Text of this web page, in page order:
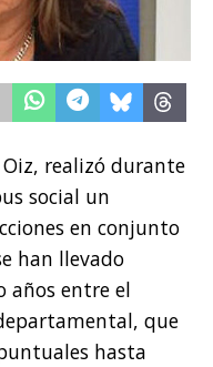
Oiz, realizó durante
social un
en conjunto
han llevado
años entre el
que
hasta